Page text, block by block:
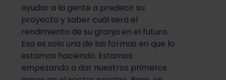
ayudar a la gente a predecir su
proyecto y saber cuál será el
rendimiento de su granja en el futuro.
Esa es solo una de las formas en que lo
estamos haciendo. Estamos
empezando a dar nuestros primeros